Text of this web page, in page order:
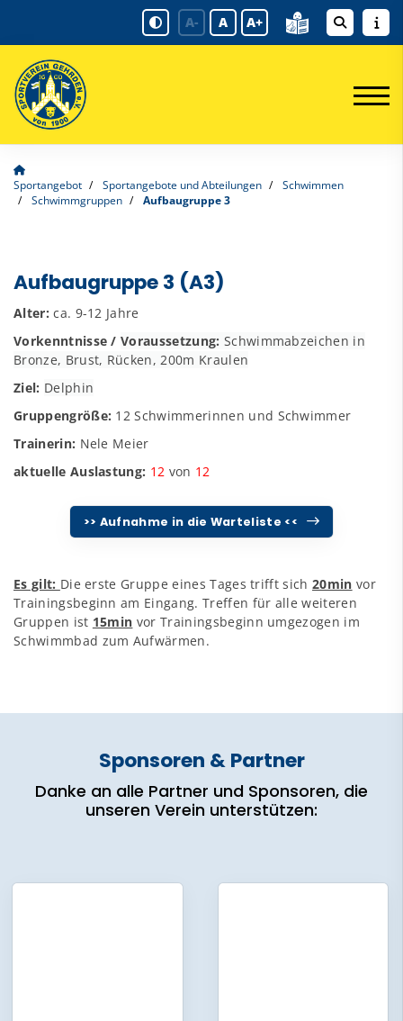
A- A A+
Sportangebot Sportangebote und Abteilungen
Schwimmen
Schwimmgruppen
Aufbaugruppe 3
Aufbaugruppe 3 (A3)
Alter: ca. 9-12 Jahre
Vorkenntnisse /Voraussetzung: Schwimmabzeichen in
Bronze, Brust, Rücken, 200m Kraulen
Ziel: Delphin
Gruppengröße: 12 Schwimmerinnen und Schwimmer
Trainerin: Nele Meier
aktuelle Auslastung: 12 von 12
>> Aufnahme in die Warteliste <<
Es gilt: Die erste Gruppe eines Tages trifft sich20min vor
Trainingsbeginn am Eingang. Treffen für alle weiteren
Gruppen ist 15min vor Trainingsbeginn umgezogen im
Schwimmbad zum Aufwärmen.
Sponsoren & Partner
Danke an alle Partner und Sponsoren, die
unseren Verein unterstützen: